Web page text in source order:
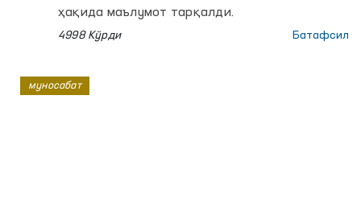
ҳақида маълумот тарқалди.
4998 Кўрди Батафсил
муносабат